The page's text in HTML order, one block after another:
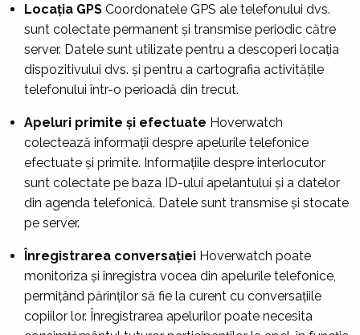
Locația GPS Coordonatele GPS ale telefonului dvs.
sunt colectate permanent și transmise periodic către
server. Datele sunt utilizate pentru a descoperi locația
dispozitivului dvs. și pentru a cartografia activitățile
telefonului într-o perioadă din trecut.
Apeluri primite și efectuate Hoverwatch
colectează informații despre apelurile telefonice
efectuate și primite. Informațiile despre interlocutor
sunt colectate pe baza ID-ului apelantului și a datelor
din agenda telefonică. Datele sunt transmise și stocate
pe server.
Înregistrarea conversației Hoverwatch poate
monitoriza și înregistra vocea din apelurile telefonice,
permițând părinților să fie la curent cu conversațiile
copiilor lor. Înregistrarea apelurilor poate necesita